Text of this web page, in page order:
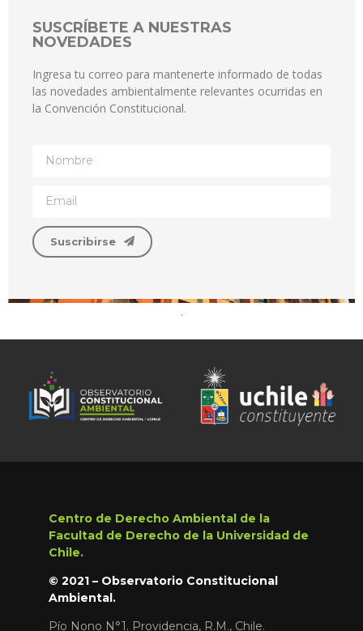
SUSCRÍBETE A NUESTRAS
NOVEDADES
Ingresa tu correo para mantenerte informado de todas
las novedades ambientalmente relevantes ocurridas en
la Convención Constitucional.
Suscribirse
.
Centro de Derecho Ambiental de la
Facultad de Derecho de la Universidad de
Chile.
© 2021 – Observatorio Constitucional
Ambiental.
Pío Nono N°1. Providencia, R.M., Chile.